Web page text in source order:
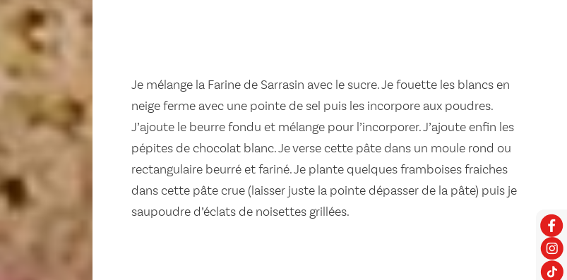
Je mélange la Farine de Sarrasin avec le sucre. Je fouette les blancs en
neige ferme avec une pointe de sel puis les incorpore aux poudres.
J’ajoute le beurre fondu et mélange pour l’incorporer. J’ajoute enfin les
pépites de chocolat blanc. Je verse cette pâte dans un moule rond ou
rectangulaire beurré et fariné. Je plante quelques framboises fraiches
dans cette pâte crue (laisser juste la pointe dépasser de la pâte) puis je
saupoudre d’éclats de noisettes grillées.